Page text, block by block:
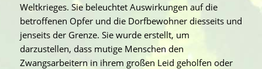
Weltkrieges. Sie beleuchtet Auswirkungen auf die
betroffenen Opfer und die Dorfbewohner diesseits und
jenseits der Grenze. Sie wurde erstellt, um
darzustellen, dass mutige Menschen den
Zwangsarbeitern in ihrem großen Leid geholfen oder